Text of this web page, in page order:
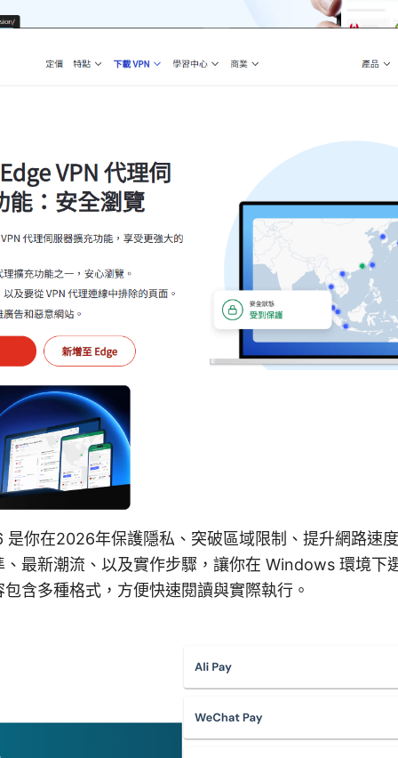
你在2026年保護隱私、突破區域限制、提升網路速
最新潮流、以及實作步驟，讓你在 Windows 環境下
含多種格式，方便快速閱讀與實際執行。